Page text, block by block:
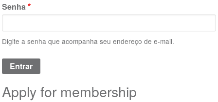
Senha
Digite a senha que acompanha seu endereço de e-mail.
Apply for membership